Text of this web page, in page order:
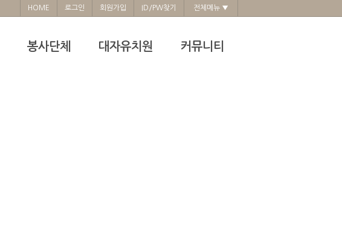
HOME 로그인 회원가입 ID/PW찾기 전체메뉴 ▼
봉사단체 대자유치원 커뮤니티